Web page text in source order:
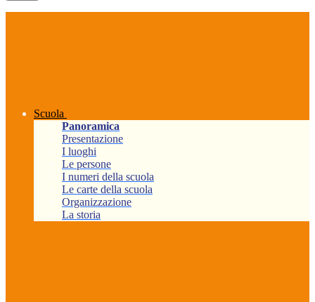
Scuola
Panoramica
Presentazione
I luoghi
Le persone
I numeri della scuola
Le carte della scuola
Organizzazione
La storia